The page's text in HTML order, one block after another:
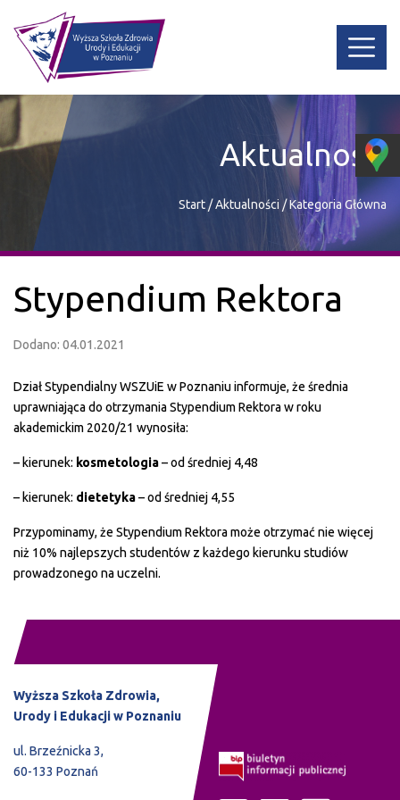
Aktualności
Start/Aktualności/Kategoria Główna
Stypendium Rektora
Dodano: 04.01.2021
Dział Stypendialny WSZUiE w Poznaniu informuje, że średnia
uprawniająca do otrzymania Stypendium Rektora w roku
akademickim 2020/21 wynosiła:
– kierunek: kosmetologia– od średniej 4,48
– kierunek: dietetyka– od średniej 4,55
Przypominamy, że Stypendium Rektora może otrzymać nie więcej
niż 10% najlepszych studentów z każdego kierunku studiów
prowadzonego na uczelni.
Wyższa Szkoła Zdrowia,
Urody i Edukacji w Poznaniu
ul. Brzeźnicka 3,
60-133 Poznań